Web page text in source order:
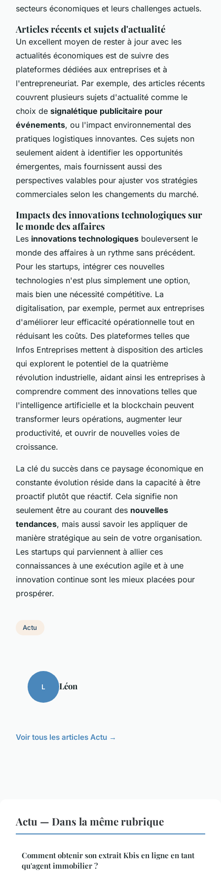
secteurs économiques et leurs challenges actuels.
Articles récents et sujets d'actualité
Un excellent moyen de rester à jour avec les
actualités économiques est de suivre des
plateformes dédiées aux entreprises et à
l'entrepreneuriat. Par exemple, des articles récents
couvrent plusieurs sujets d'actualité comme le
choix de signalétique publicitaire pour
événements, ou l'impact environnemental des
pratiques logistiques innovantes. Ces sujets non
seulement aident à identifier les opportunités
émergentes, mais fournissent aussi des
perspectives valables pour ajuster vos stratégies
commerciales selon les changements du marché.
Impacts des innovations technologiques sur
le monde des affaires
Les innovations technologiques bouleversent le
monde des affaires à un rythme sans précédent.
Pour les startups, intégrer ces nouvelles
technologies n'est plus simplement une option,
mais bien une nécessité compétitive. La
digitalisation, par exemple, permet aux entreprises
d'améliorer leur efficacité opérationnelle tout en
réduisant les coûts. Des plateformes telles que
Infos Entreprises mettent à disposition des articles
qui explorent le potentiel de la quatrième
révolution industrielle, aidant ainsi les entreprises à
comprendre comment des innovations telles que
l'intelligence artificielle et la blockchain peuvent
transformer leurs opérations, augmenter leur
productivité, et ouvrir de nouvelles voies de
croissance.
La clé du succès dans ce paysage économique en
constante évolution réside dans la capacité à être
proactif plutôt que réactif. Cela signifie non
seulement être au courant des nouvelles
tendances, mais aussi savoir les appliquer de
manière stratégique au sein de votre organisation.
Les startups qui parviennent à allier ces
connaissances à une exécution agile et à une
innovation continue sont les mieux placées pour
prospérer.
Actu
L Léon
Voir tous les articles Actu →
Actu — Dans la même rubrique
Comment obtenir son extrait Kbis en ligne en tant
qu'agent immobilier ?